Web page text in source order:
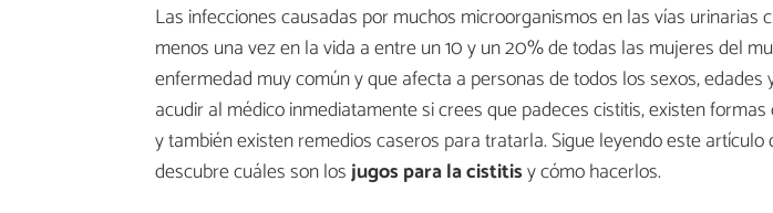
Las infecciones causadas por muchos microorganismos en las vías urinarias
menos una vez en la vida a entre un 10 y un 20% de todas las mujeres del
enfermedad muy común y que afecta a personas de todos los sexos, edades
acudir al médico inmediatamente si crees que padeces cistitis, existen
y también existen remedios caseros para tratarla. Sigue leyendo este artículo
descubre cuáles son losjugos para la cistitisy cómo hacerlos.